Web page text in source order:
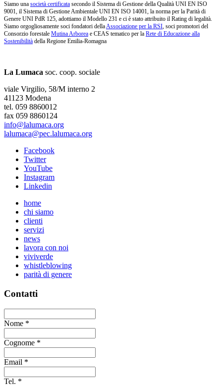
Siamo una società certificata secondo il Sistema di Gestione della Qualità UNI EN ISO
9001, il Sistema di Gestione Ambientale UNI EN ISO 14001, la norma per la Parità di
Genere UNI PdR 125, adottiamo il Modello 231 e ci è stato attribuito il Rating di legalità.
Siamo orgogliosamente soci fondatori dellaAssociazione per la RSI, soci promotori del
Consorzio forestale Mutina Arborea e CEAS tematico per la Rete di Educazione alla
Sostenibilità della Regione Emilia-Romagna
La Lumaca soc. coop. sociale
viale Virgilio, 58/M interno 2
41123 Modena
tel. 059 8860012
fax 059 8860124
info@lalumaca.org
lalumaca@pec.lalumaca.org
Facebook
Twitter
YouTube
Instagram
Linkedin
home
chi siamo
clienti
servizi
news
lavora con noi
viviverde
whistleblowing
parità di genere
Contatti
Nome *
Cognome *
Email *
Tel. *